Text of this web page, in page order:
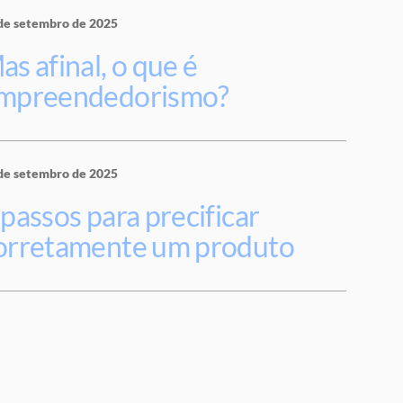
setembro de 2025
afinal, o que é
setembro de 2025
para precificar
um produto